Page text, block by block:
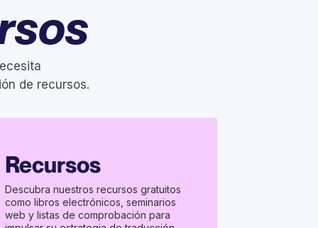
de recursos.
Recursos
Descubra nuestros recursos gratuitos
como libros electrónicos, seminarios
web y listas de comprobación para